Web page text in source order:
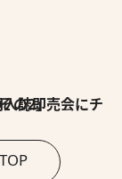
ャレンジ その2」